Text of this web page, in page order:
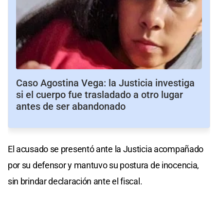
Caso Agostina Vega: la Justicia investiga
si el cuerpo fue trasladado a otro lugar
antes de ser abandonado
El acusado se presentó ante la Justicia acompañado
por su defensor y mantuvo su postura de inocencia,
sin brindar declaración ante el fiscal.